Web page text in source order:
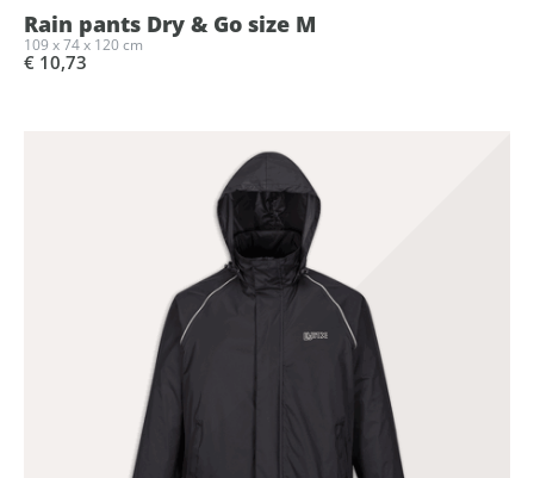
Rain pants Dry & Go size M
109 x 74 x 120 cm
€ 10,73